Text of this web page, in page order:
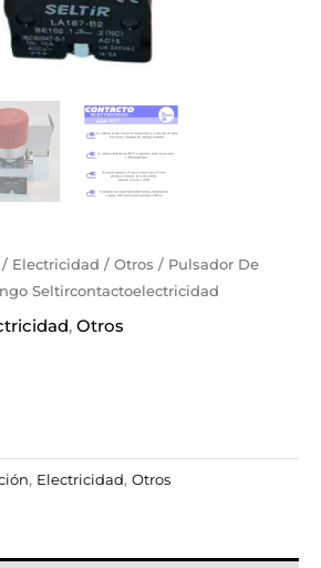
/ Electricidad / Otros / Pulsador De
Seltircontactoelectricidad
, Otros
, Electricidad, Otros